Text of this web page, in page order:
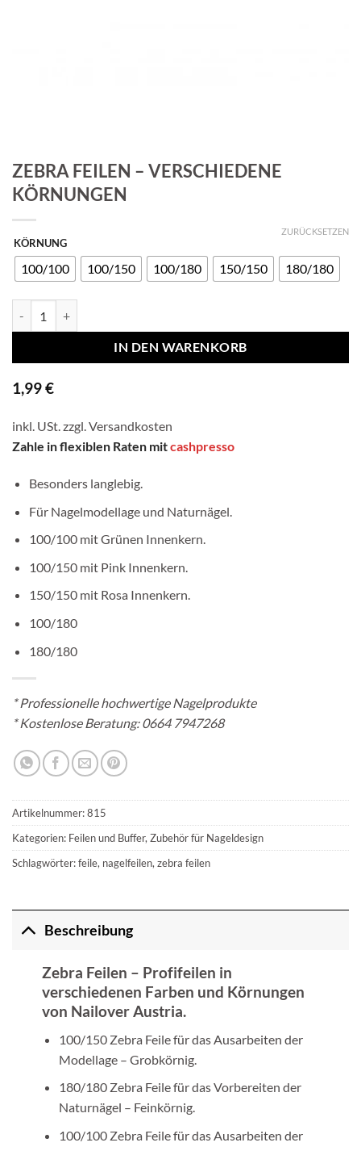
ZEBRA FEILEN – VERSCHIEDENE
KÖRNUNGEN
KÖRNUNG
100/100 100/150 100/180 150/150 180/180
ZURÜCKSETZEN
IN DEN WARENKORB
1,99€
inkl. USt. zzgl.Versandkosten
Zahle in flexiblen Raten mitcashpresso
Besonders langlebig.
Für Nagelmodellage und Naturnägel.
100/100 mit Grünen Innenkern.
100/150 mit Pink Innenkern.
150/150 mit Rosa Innenkern.
100/180
180/180
*Professionelle hochwertige Nagelprodukte
* Kostenlose Beratung:0664 7947268
Artikelnummer:815
Kategorien: Feilen und Buffer,Zubehör für Nageldesign
Schlagwörter:feile, nagelfeilen,zebra feilen
Beschreibung
Zebra Feilen – Profifeilen in
verschiedenen Farben und Körnungen
von Nailover Austria.
100/150 Zebra Feile für das Ausarbeiten der
Modellage – Grobkörnig.
180/180 Zebra Feile für das Vorbereiten der
Naturnägel – Feinkörnig.
100/100 Zebra Feile für das Ausarbeiten der